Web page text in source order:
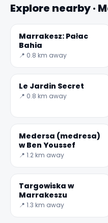
Explore nearby ·
Marrakesz: Pałac
Bahia
📍 0.8 km away
Le Jardin Secret
📍 0.8 km away
Medersa (medresa)
w Ben Youssef
📍 1.2 km away
Targowiska w
Marrakeszu
📍 1.3 km away